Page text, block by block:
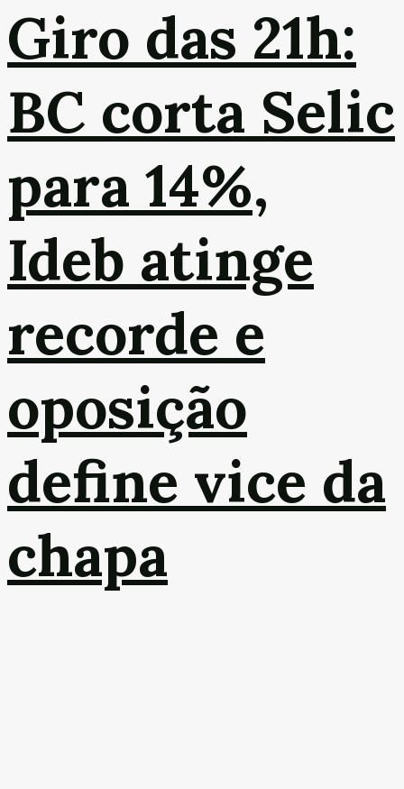
Giro das 21h:
BC corta Selic
para 14%,
Ideb atinge
recorde e
oposição
define vice da
chapa